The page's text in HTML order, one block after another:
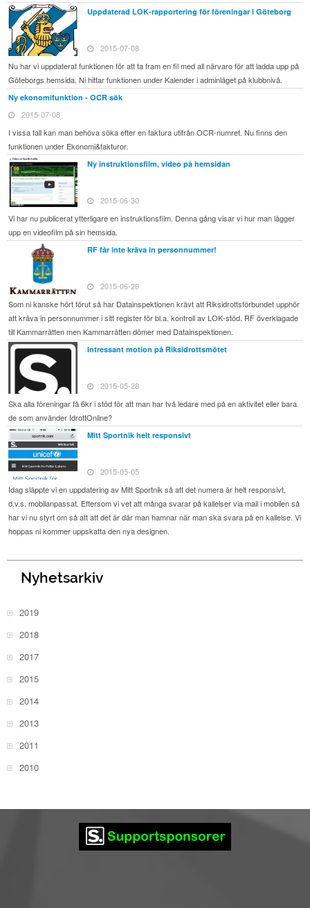
Uppdaterad LOK-rapportering för föreningar i Göteborg
2015-07-08
Nu har vi uppdaterat funktionen för att ta fram en fil med all närvaro för att ladda upp på
Göteborgs hemsida. Ni hittar funktionen under Kalender i adminläget på klubbnivå.
Ny ekonomifunktion - OCR sök
2015-07-08
I vissa fall kan man behöva söka efter en faktura utifrån OCR-numret. Nu finns den
funktionen under Ekonomi&fakturor.
Ny instruktionsfilm, video på hemsidan
2015-06-30
Vi har nu publicerat ytterligare en instruktionsfilm. Denna gång visar vi hur man lägger
upp en videofilm på sin hemsida.
RF får inte kräva in personnummer!
2015-06-29
Som ni kanske hört förut så har Datainspektionen krävt att Riksidrottsförbundet upphör
att kräva in personnummer i sitt register för bl.a. kontroll av LOK-stöd. RF överklagade
till Kammarrätten men Kammarrätten dömer med Datainspektionen.
Intressant motion på Riksidrottsmötet
2015-05-28
Ska alla föreningar få 6kr i stöd för att man har två ledare med på en aktivitet eller bara
de som använder IdrottOnline?
Mitt Sportnik helt responsivt
2015-05-05
Idag släppte vi en uppdatering av Mitt Sportnik så att det numera är helt responsivt,
d.v.s. mobilanpassat. Eftersom vi vet att många svarar på kallelser via mail i mobilen så
har vi nu styrt om så att att det är där man hamnar när man ska svara på en kallelse. Vi
hoppas ni kommer uppskatta den nya designen.
Nyhetsarkiv
2019
2018
2017
2015
2014
2013
2011
2010